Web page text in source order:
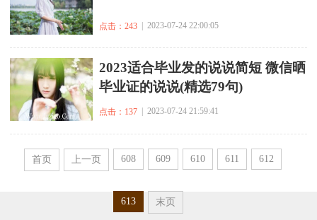
点击：243 | 2023-07-24 22:00:05
2023适合毕业发的说说简短 微信晒
毕业证的说说(精选79句)
点击：137 | 2023-07-24 21:59:41
首页 上一页 608 609 610 611 612
613 末页